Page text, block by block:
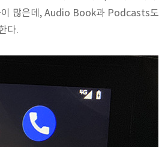
이 많은데, Audio Book과 Podcasts도
다.